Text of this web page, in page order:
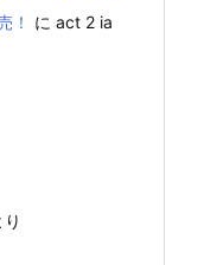
！
に act 2 ia
り